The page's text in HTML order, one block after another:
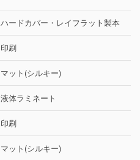
ハードカバー・レイフラット製本
印刷
マット(シルキー)
液体ラミネート
印刷
マット(シルキー)